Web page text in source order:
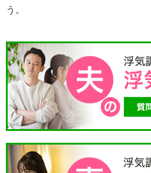
う。